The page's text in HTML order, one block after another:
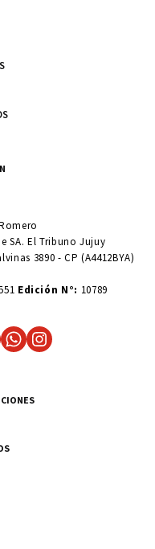
SA. El Tribuno Jujuy
3890 - CP (A4412BYA)
Edición N°: 10789